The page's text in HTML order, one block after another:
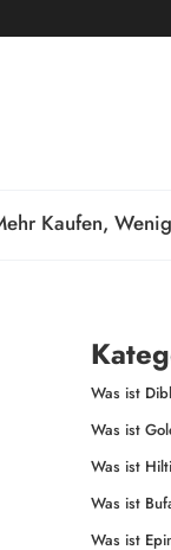
Kaufen,
Was ist
Was ist
Was ist
Was ist
Was ist